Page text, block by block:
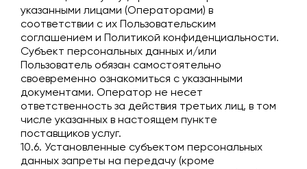
указанными лицами (Операторами) в
соответствии с их Пользовательским
соглашением и Политикой конфиденциальности.
Субъект персональных данных и/или
Пользователь обязан самостоятельно
своевременно ознакомиться с указанными
документами. Оператор не несет
ответственность за действия третьих лиц, в том
числе указанных в настоящем пункте
поставщиков услуг.
10.6. Установленные субъектом персональных
данных запреты на передачу (кроме